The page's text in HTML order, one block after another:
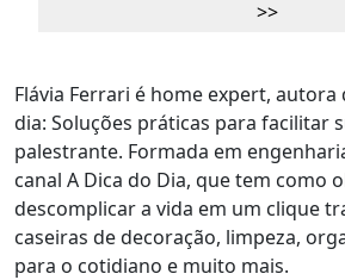
Flávia Ferrari é home expert, autora
dia: Soluções práticas para facilitar
palestrante. Formada em
canal A Dica do Dia, que tem como
descomplicar a vida em um clique
caseiras de decoração, limpeza,
para o cotidiano e muito mais.